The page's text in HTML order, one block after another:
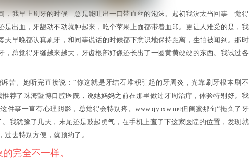
，我早上刷牙的时候，总是能吐出一口带血丝的泡沫。起初我没太当回事，觉得
是出血，牙龈动不动就肿起来，吃个苹果上面都带着血印。更让人难受的是，我
天早晚都认真刷牙，和同事说话的时候都下意识地保持距离，生怕被闻到。那时
，总觉得牙缝越来越大，牙齿根部好像还长出了一圈黄黄硬硬的东西。我试过各
苦。她听完直接说：“你这就是牙结石堆积引起的牙周炎，光靠刷牙根本刷不
荐了珠海暨博口腔医院，说她妈妈之前在那里做过牙周治疗，体验特别好。我
件事一直有心理阴影，总觉得会特别疼。www.qypxw.net但闺蜜那句“拖久了牙
我犹豫了几天，末尾还是鼓起勇气，在手机上查了下这家医院的位置，发现就
去特别方便，就预约了。
完全不一样。